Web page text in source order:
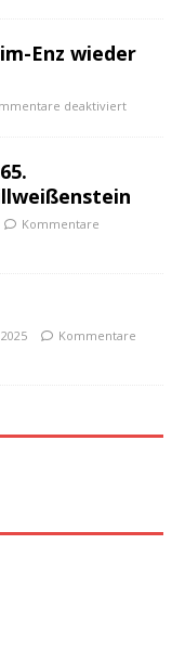
Enz wieder
deaktiviert
Kommentare
Kommentare